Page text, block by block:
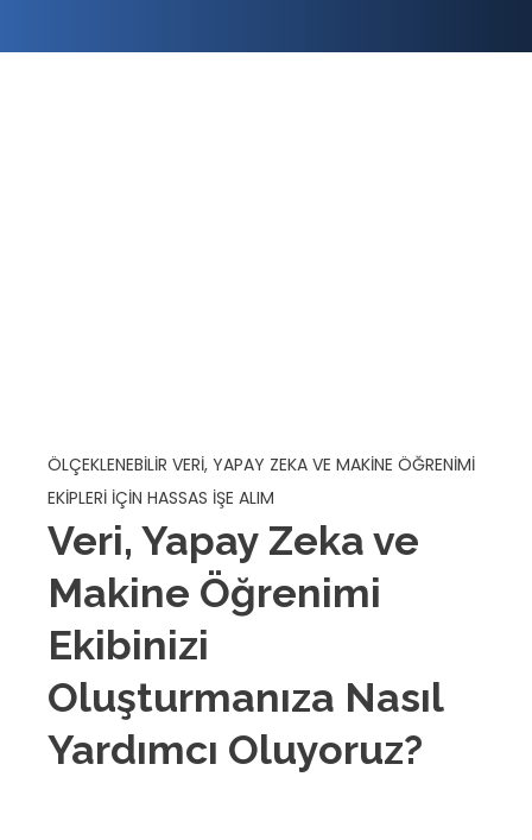
ÖLÇEKLENEBILIR VERI, YAPAY ZEKA VE MAKINE ÖĞRENIMI
EKIPLERI IÇIN HASSAS İŞE ALIM
Veri, Yapay Zeka ve
Makine Öğrenimi
Ekibinizi
Oluşturmanıza Nasıl
Yardımcı Oluyoruz?